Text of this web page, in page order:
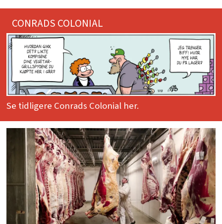
CONRADS COLONIAL
Se tidligere Conrads Colonial her.